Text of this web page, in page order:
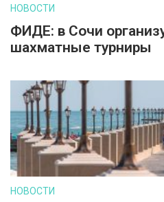
НОВОСТИ
ФИДЕ: в Сочи
шахматные турниры
НОВОСТИ